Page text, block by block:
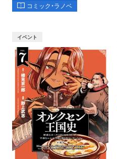
コミック・ラノベ
イベント